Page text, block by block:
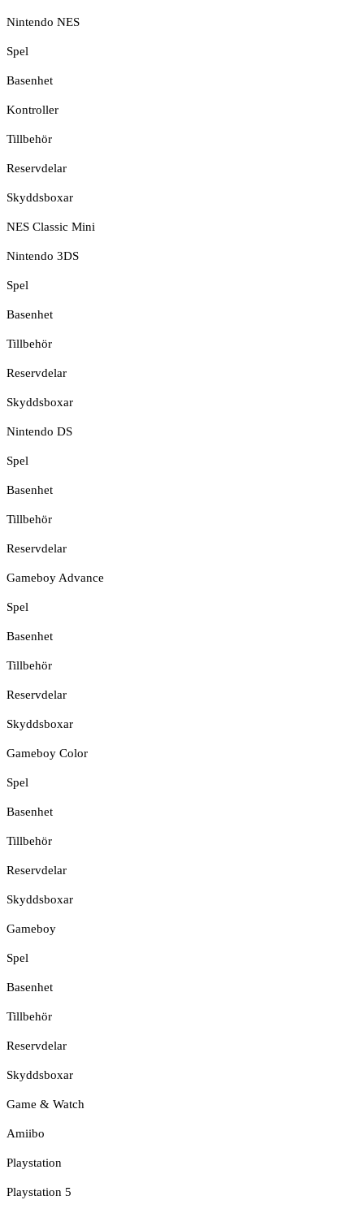
Nintendo NES
Spel
Basenhet
Kontroller
Tillbehör
Reservdelar
Skyddsboxar
NES Classic Mini
Nintendo 3DS
Spel
Basenhet
Tillbehör
Reservdelar
Skyddsboxar
Nintendo DS
Spel
Basenhet
Tillbehör
Reservdelar
Gameboy Advance
Spel
Basenhet
Tillbehör
Reservdelar
Skyddsboxar
Gameboy Color
Spel
Basenhet
Tillbehör
Reservdelar
Skyddsboxar
Gameboy
Spel
Basenhet
Tillbehör
Reservdelar
Skyddsboxar
Game & Watch
Amiibo
Playstation
Playstation 5